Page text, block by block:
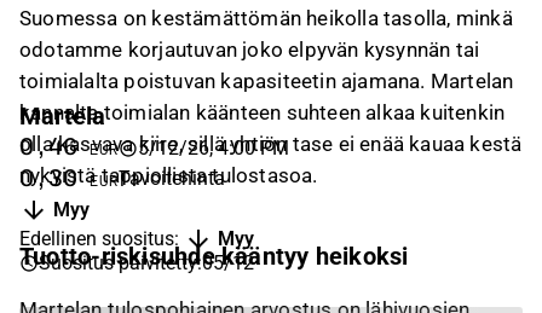
Suomessa on kestämättömän heikolla tasolla, minkä
odotamme korjautuvan joko elpyvän kysynnän tai
toimialalta poistuvan kapasiteetin ajamana. Martelan
kannalta toimialan käänteen suhteen alkaa kuitenkin
olla kasvava kiire, sillä yhtiön tase ei enää kauaa kestä
nykyistä tappiollista tulostasoa.
Tuotto-riskisuhde kääntyy heikoksi
Martela
0,46 EUR 5/12/26, 4:00 PM
0,30 EURTavoitehinta
Myy
Edellinen suositus:
Myy
Suositus päivitetty:05/12